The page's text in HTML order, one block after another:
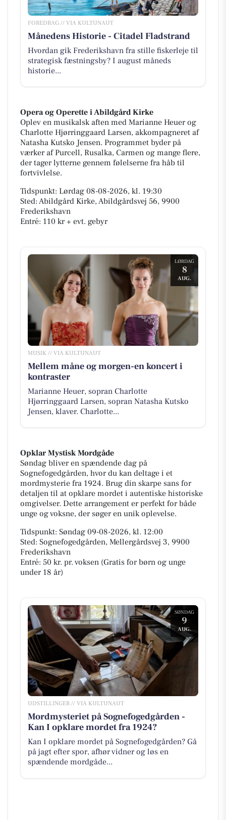
FOREDRAG // VIA KULTUNAUT
Månedens Historie - Citadel Fladstrand
Hvordan gik Frederikshavn fra stille fiskerleje til
strategisk fæstningsby? I august måneds
historie...
Opera og Operette i Abildgård Kirke
Oplev en musikalsk aften med Marianne Heuer og
Charlotte Hjørringgaard Larsen, akkompagneret af
Natasha Kutsko Jensen. Programmet byder på
værker af Purcell, Rusalka, Carmen og mange flere,
der tager lytterne gennem følelserne fra håb til
fortvivlelse.
Tidspunkt: Lørdag 08-08-2026, kl. 19:30
Sted: Abildgård Kirke, Abildgårdsvej 56, 9900
Frederikshavn
Entré: 110 kr + evt. gebyr
LØRDAG
8
AUG.
MUSIK // VIA KULTUNAUT
Mellem måne og morgen-en koncert i
kontraster
Marianne Heuer, sopran Charlotte
Hjørringgaard Larsen, sopran Natasha Kutsko
Jensen, klaver. Charlotte...
Opklar Mystisk Mordgåde
Søndag bliver en spændende dag på
Sognefogedgården, hvor du kan deltage i et
mordmysterie fra 1924. Brug din skarpe sans for
detaljen til at opklare mordet i autentiske historiske
omgivelser. Dette arrangement er perfekt for både
unge og voksne, der søger en unik oplevelse.
Tidspunkt: Søndag 09-08-2026, kl. 12:00
Sted: Sognefogedgården, Mellergårdsvej 3, 9900
Frederikshavn
Entré: 50 kr. pr. voksen (Gratis for børn og unge
under 18 år)
SØNDAG
9
AUG.
UDSTILLINGER // VIA KULTUNAUT
Mordmysteriet på Sognefogedgården -
Kan I opklare mordet fra 1924?
Kan I opklare mordet på Sognefogedgården? Gå
på jagt efter spor, afhør vidner og løs en
spændende mordgåde...